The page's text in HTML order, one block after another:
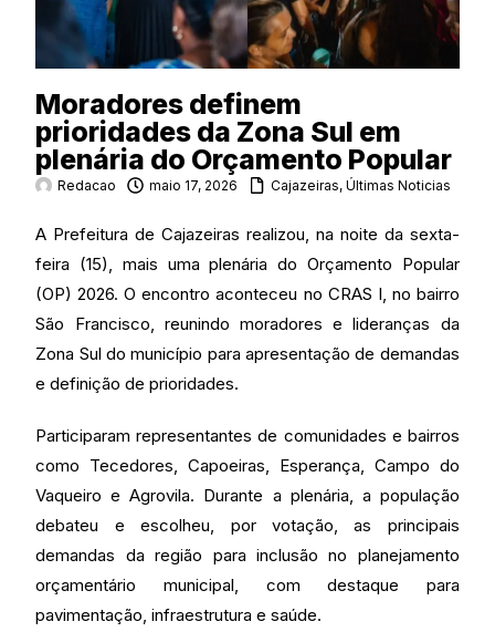
Moradores definem
prioridades da Zona Sul em
plenária do Orçamento Popular
Redacao maio 17, 2026 Cajazeiras,Últimas Noticias
A Prefeitura de Cajazeiras realizou, na noite da sexta-
feira (15), mais uma plenária do Orçamento Popular
(OP) 2026. O encontro aconteceu no CRAS I, no bairro
São Francisco, reunindo moradores e lideranças da
Zona Sul do município para apresentação de demandas
e definição de prioridades.
Participaram representantes de comunidades e bairros
como Tecedores, Capoeiras, Esperança, Campo do
Vaqueiro e Agrovila. Durante a plenária, a população
debateu e escolheu, por votação, as principais
demandas da região para inclusão no planejamento
orçamentário municipal, com destaque para
pavimentação, infraestrutura e saúde.